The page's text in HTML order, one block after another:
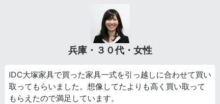
兵庫・３０代・女性
IDC大塚家具で買った家具一式を引っ越しに合わせて買い
取ってもらいました。想像してたよりも高く買い取って
もらえたので満足しています。